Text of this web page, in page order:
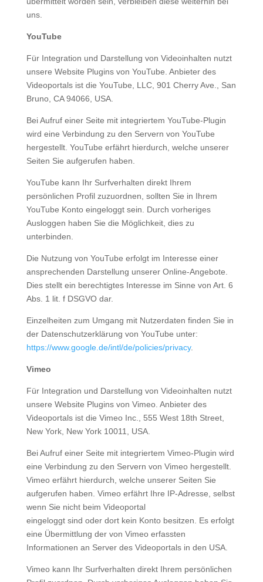
uns.
YouTube
Für Integration und Darstellung von Videoinhalten nutzt
unsere Website Plugins von YouTube. Anbieter des
Videoportals ist die YouTube, LLC, 901 Cherry Ave., San
Bruno, CA 94066, USA.
Bei Aufruf einer Seite mit integriertem YouTube-Plugin
wird eine Verbindung zu den Servern von YouTube
hergestellt. YouTube erfährt hierdurch, welche unserer
Seiten Sie aufgerufen haben.
YouTube kann Ihr Surfverhalten direkt Ihrem
persönlichen Profil zuzuordnen, sollten Sie in Ihrem
YouTube Konto eingeloggt sein. Durch vorheriges
Ausloggen haben Sie die Möglichkeit, dies zu
unterbinden.
Die Nutzung von YouTube erfolgt im Interesse einer
ansprechenden Darstellung unserer Online-Angebote.
Dies stellt ein berechtigtes Interesse im Sinne von Art. 6
Abs. 1 lit. f DSGVO dar.
Einzelheiten zum Umgang mit Nutzerdaten finden Sie in
der Datenschutzerklärung von YouTube unter:
https://www.google.de/intl/de/policies/privacy.
Vimeo
Für Integration und Darstellung von Videoinhalten nutzt
unsere Website Plugins von Vimeo. Anbieter des
Videoportals ist die Vimeo Inc., 555 West 18th Street,
New York, New York 10011, USA.
Bei Aufruf einer Seite mit integriertem Vimeo-Plugin wird
eine Verbindung zu den Servern von Vimeo hergestellt.
Vimeo erfährt hierdurch, welche unserer Seiten Sie
aufgerufen haben. Vimeo erfährt Ihre IP-Adresse, selbst
wenn Sie nicht beim Videoportal
eingeloggt sind oder dort kein Konto besitzen. Es erfolgt
eine Übermittlung der von Vimeo erfassten
Informationen an Server des Videoportals in den USA.
Vimeo kann Ihr Surfverhalten direkt Ihrem persönlichen